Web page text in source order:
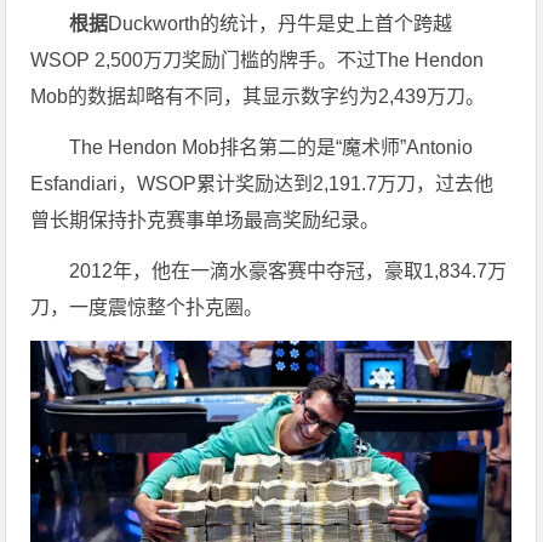
根据Duckworth的统计，丹牛是史上首个跨越
WSOP 2,500万刀奖励门槛的牌手。不过The Hendon
Mob的数据却略有不同，其显示数字约为2,439万刀。
The Hendon Mob排名第二的是“魔术师”Antonio
Esfandiari，WSOP累计奖励达到2,191.7万刀，过去他
曾长期保持扑克赛事单场最高奖励纪录。
2012年，他在一滴水豪客赛中夺冠，豪取1,834.7万
刀，一度震惊整个扑克圈。